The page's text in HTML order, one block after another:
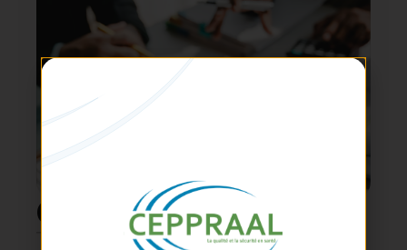
Contenu
Les étapes de la démarche d’amélioration